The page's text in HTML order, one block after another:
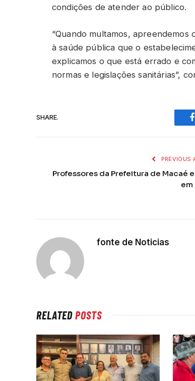
condições de atender ao público.
“Quando multamos, apreendemos
à saúde pública que o
explicamos o que está errado e
normas e legislações sanitárias”,
SHARE.
PREVIOUS
Professores da Prefeitura de Macaé
em
fonte de Noticias
RELATEDPOSTS